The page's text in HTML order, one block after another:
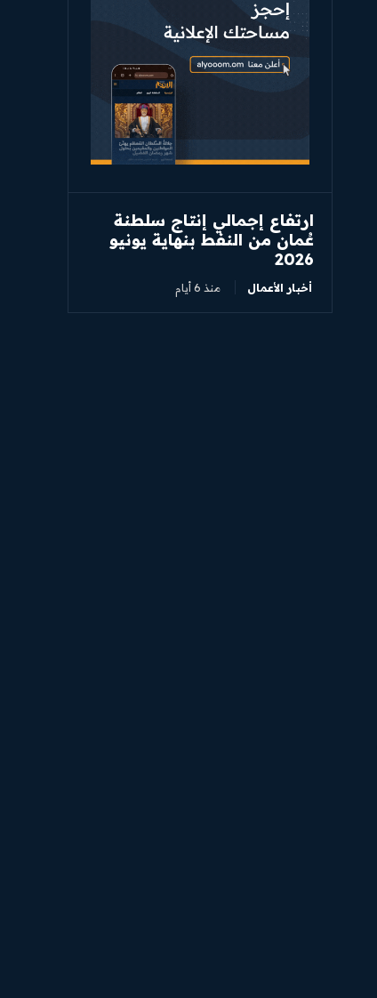
ارتفاع إجمالي إنتاج سلطنة
عُمان من النفط بنهاية يونيو
2026
أخبار الأعمال منذ 6 أيام